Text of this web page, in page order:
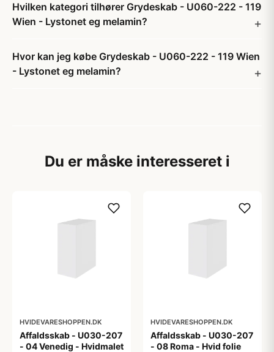
Hvilken kategori tilhører Grydeskab - U060-222 - 119
Wien - Lystonet eg melamin?
Hvor kan jeg købe Grydeskab - U060-222 - 119 Wien
- Lystonet eg melamin?
Du er måske interesseret i
HVIDEVARESHOPPEN.DK
Affaldsskab - U030-207
- 04 Venedig - Hvidmalet
HVIDEVARESHOPPEN.DK
Affaldsskab - U030-207
- 08 Roma - Hvid folie